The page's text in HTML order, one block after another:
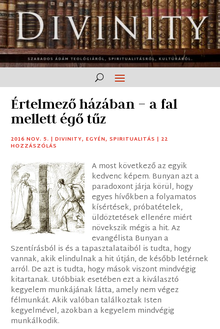
Értelmező házában – a fal
mellett égő tűz
2016 NOV. 5. |DIVINITY,EGYÉN,SPIRITUALITÁS | 22
HOZZÁSZÓLÁS
A most következő az egyik
kedvenc képem. Bunyan azt a
paradoxont járja körül, hogy
egyes hívőkben a folyamatos
kísértések, próbatételek,
üldöztetések ellenére miért
növekszik mégis a hit. Az
evangélista Bunyan a
Szentírásból is és a tapasztalataiból is tudta, hogy
vannak, akik elindulnak a hit útján, de később letérnek
arról. De azt is tudta, hogy mások viszont mindvégig
kitartanak. Utóbbiak esetében ezt a kiválasztó
kegyelem munkájának látta, amely nem végez
félmunkát. Akik valóban találkoztak Isten
kegyelmével, azokban a kegyelem mindvégig
munkálkodik.